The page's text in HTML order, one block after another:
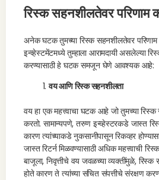
रिस्क सहनशीलतेवर परिणाम
अनेक घटक तुमच्या रिस्क सहनशीलतेवर
इन्व्हेस्टमेंटमध्ये तुम्हाला आरामदायी असलेल्या
करण्यासाठी हे घटक समजून घेणे आवश्यक आहे:
वय आणि रिस्क सहनशीलता
वय हा एक महत्त्वाचा घटक आहे जो तुमच्या
करतो. सामान्यपणे, तरुण इन्व्हेस्टरकडे जास्त
कारण त्यांच्याकडे नुकसानीपासून रिकव्हर
जास्त रिटर्न मिळवण्यासाठी अधिक महत्त्वाची
बाजूला, निवृत्तीचे वय जवळच्या व्यक्तींमुळे,
होते कारण ते त्यांच्या संचित संपत्तीचे संरक्षण